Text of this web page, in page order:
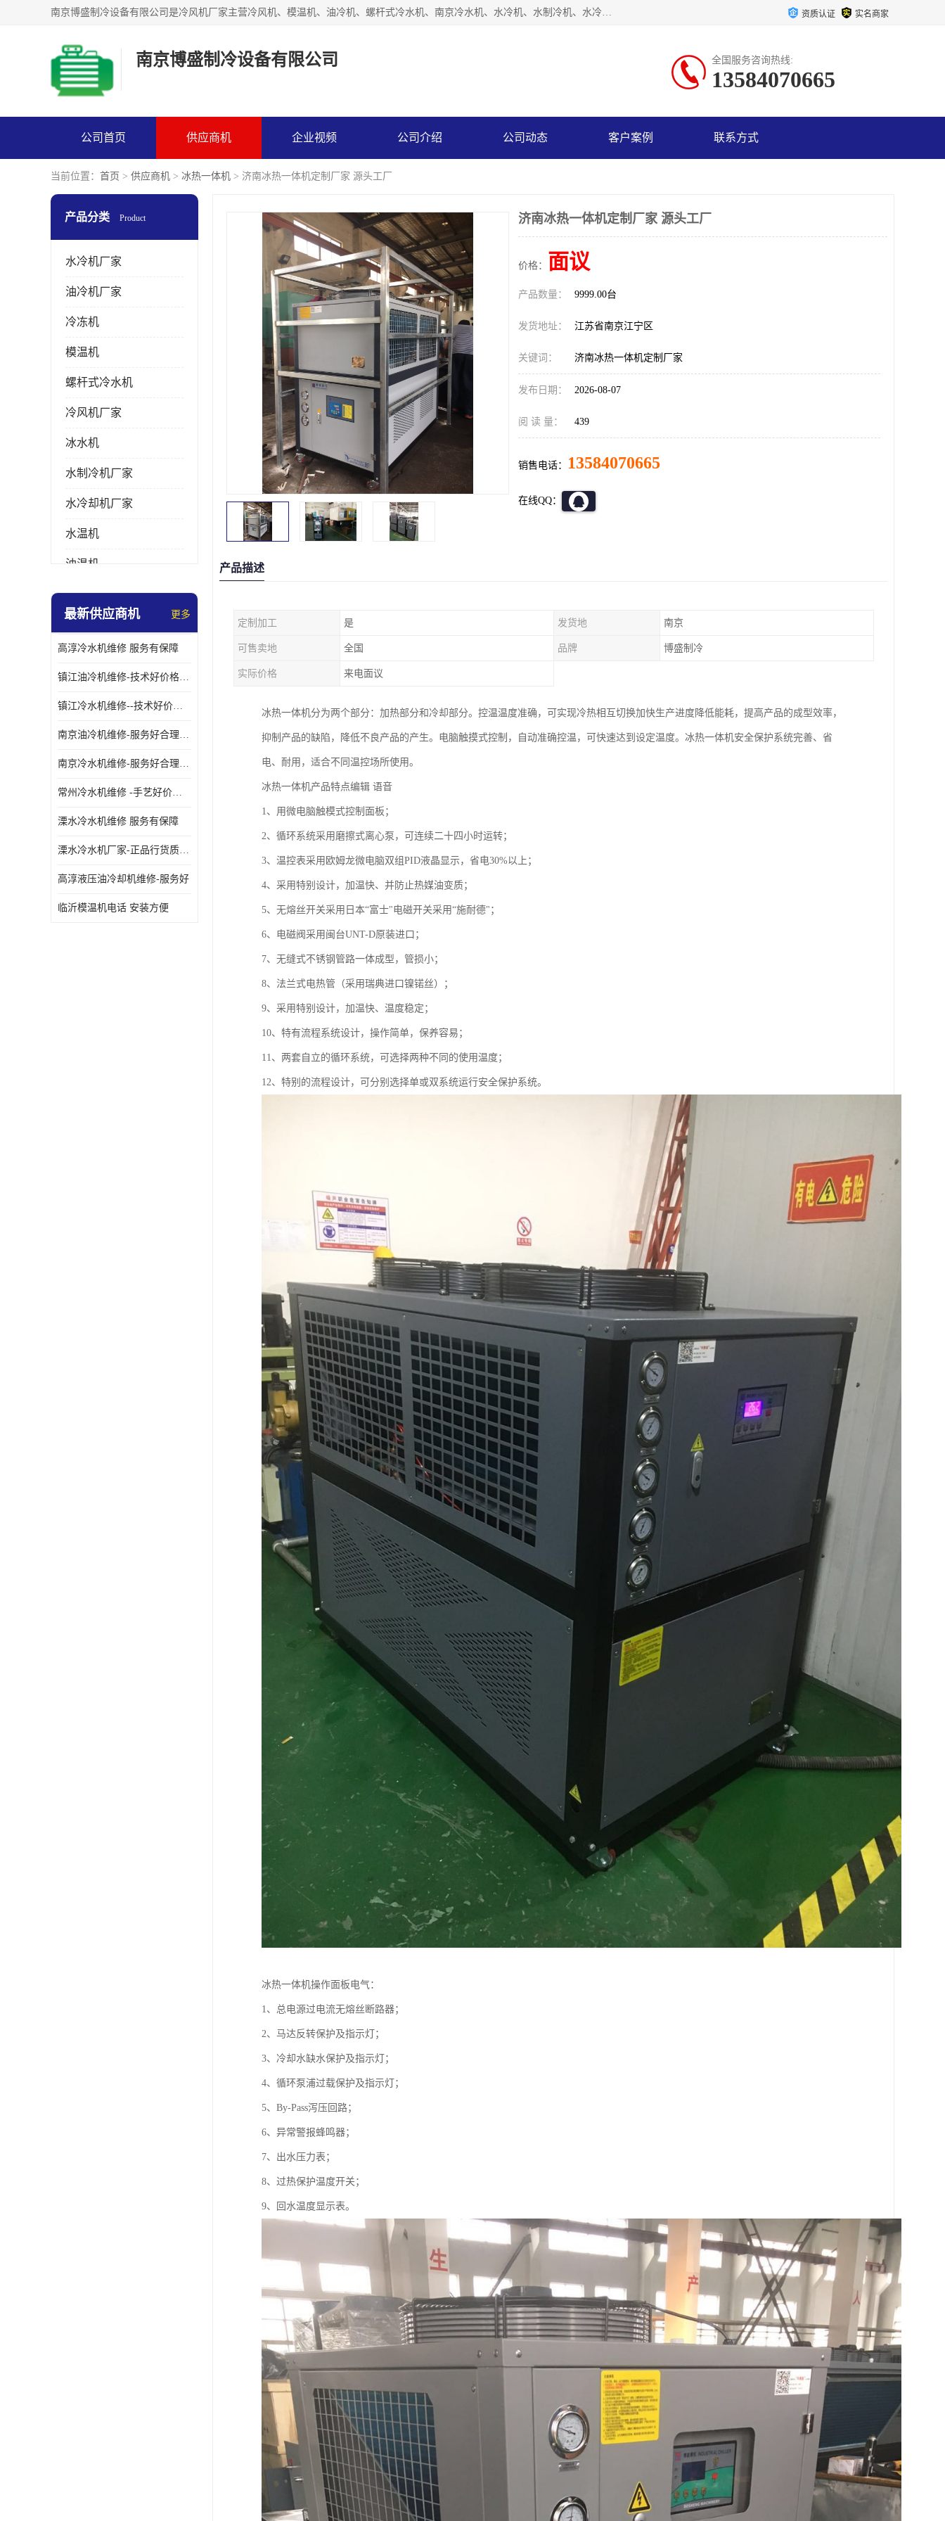
南京博盛制冷设备有限公司是冷风机厂家主营冷风机、模温机、油冷机、螺杆式冷水机、南京冷水机、水冷机、水制冷机、水冷却机、油冷却机等；凭借多年的制作经验、优秀的技术、优秀的产品质量诚信的经营理念，以一流的品质，实在的价格，在行业内享有较高的声誉。 资质认证 实名商家
南京博盛制冷设备有限公司 全国服务咨询热线:
13584070665
公司首页 供应商机 企业视频 公司介绍 公司动态 客户案例 联系方式
当前位置： 首页 > 供应商机 > 冰热一体机 > 济南冰热一体机定制厂家 源头工厂
产品分类 Product
水冷机厂家
油冷机厂家
冷冻机
模温机
螺杆式冷水机
冷风机厂家
冰水机
水制冷机厂家
水冷却机厂家
水温机
油温机
冰热一体机
油冷却机厂家
最新供应商机 更多
高淳冷水机维修 服务有保障
镇江油冷机维修-技术好价格便宜
镇江冷水机维修--技术好价格便宜
南京油冷机维修-服务好合理收费
南京冷水机维修-服务好合理收费
常州冷水机维修 -手艺好价格便宜
溧水冷水机维修 服务有保障
溧水冷水机厂家-正品行货质量有保障
高淳液压油冷却机维修-服务好
临沂模温机电话 安装方便
济南冰热一体机定制厂家 源头工厂
价格： 面议
产品数量： 9999.00台
发货地址： 江苏省南京江宁区
关键词： 济南冰热一体机定制厂家
发布日期： 2026-08-07
阅 读 量： 439
销售电话： 13584070665
在线QQ：
产品描述
定制加工 是 发货地 南京
可售卖地 全国 品牌 博盛制冷
实际价格 来电面议
冰热一体机分为两个部分：加热部分和冷却部分。控温温度准确，可实现冷热相互切换加快生产进度降低能耗，提高产品的成型效率，
抑制产品的缺陷，降低不良产品的产生。电脑触摸式控制，自动准确控温，可快速达到设定温度。冰热一体机安全保护系统完善、省
电、耐用，适合不同温控场所使用。
冰热一体机产品特点编辑 语音
1、用微电脑触模式控制面板；
2、循环系统采用磨擦式离心泵，可连续二十四小时运转；
3、温控表采用欧姆龙微电脑双组PID液晶显示，省电30%以上；
4、采用特别设计，加温快、并防止热媒油变质；
5、无熔丝开关采用日本“富士"电磁开关采用“施耐德"；
6、电磁阀采用闽台UNT-D原装进口；
7、无缝式不锈钢管路一体成型，管损小；
8、法兰式电热管（采用瑞典进口镍锘丝）；
9、采用特别设计，加温快、温度稳定；
10、特有流程系统设计，操作简单，保养容易；
11、两套自立的循环系统，可选择两种不同的使用温度；
12、特别的流程设计，可分别选择单或双系统运行安全保护系统。
冰热一体机操作面板电气：
1、总电源过电流无熔丝断路器；
2、马达反转保护及指示灯；
3、冷却水缺水保护及指示灯；
4、循环泵浦过载保护及指示灯；
5、By-Pass泻压回路；
6、异常警报蜂鸣器；
7、出水压力表；
8、过热保护温度开关；
9、回水温度显示表。